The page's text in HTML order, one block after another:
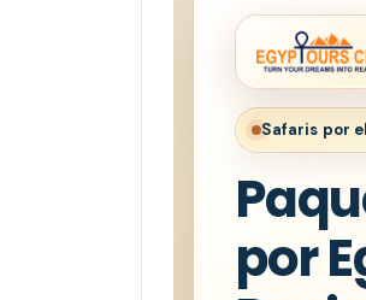
Safaris por
por